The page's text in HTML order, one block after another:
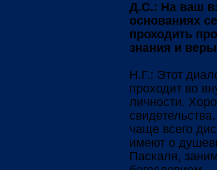
Д.С.: На ваш
основаниях
проходить
знания и
Н.Г.: Этот
проходит во
личности.
чаще всего
имеют о
Паскаля,